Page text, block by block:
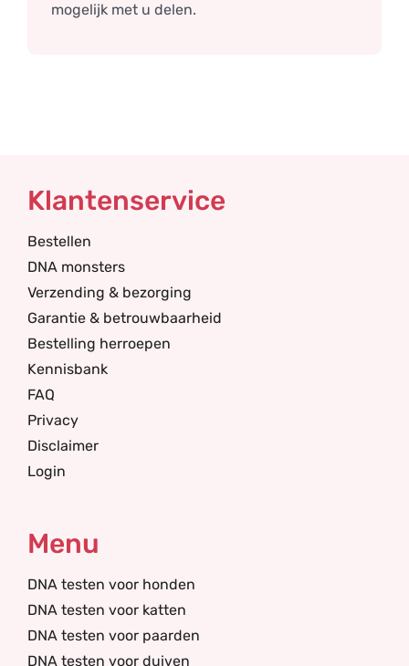
mogelijk met u delen.
Klantenservice
Bestellen
DNA monsters
Verzending & bezorging
Garantie & betrouwbaarheid
Bestelling herroepen
Kennisbank
FAQ
Privacy
Disclaimer
Login
Menu
DNA testen voor honden
DNA testen voor katten
DNA testen voor paarden
DNA testen voor duiven